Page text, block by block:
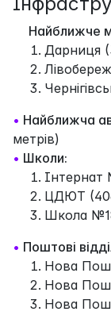
Найближче
Дарниця
• Найближча
метрів)
• Школи:
Інтернат
ЦДЮТ
Школа
• Поштові
Нова
Нова
Нова